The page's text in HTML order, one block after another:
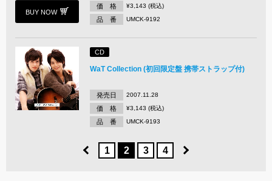
BUY NOW
価 格 ¥3,143 (税込)
品 番 UMCK-9192
CD
WaT Collection (初回限定盤 携帯ストラップ付)
発売日 2007.11.28
価 格 ¥3,143 (税込)
品 番 UMCK-9193
1 2 3 4